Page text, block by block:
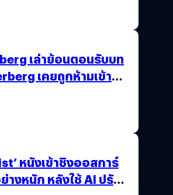
เล่าย้อนตอนรับบท
เคยถูกห้ามเข้าพบ
หนังเข้าชิงออสการ์
างหนัก หลังใช้ AI ปรับ